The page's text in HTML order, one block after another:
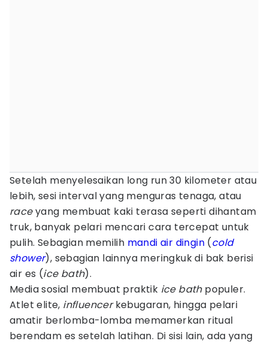
Setelah menyelesaikan long run 30 kilometer atau
lebih, sesi interval yang menguras tenaga, atau
raceyang membuat kaki terasa seperti dihantam
truk, banyak pelari mencari cara tercepat untuk
pulih. Sebagian memilih mandi air dingin (cold
shower), sebagian lainnya meringkuk di bak berisi
air es (ice bath).
Media sosial membuat praktik ice bath populer.
Atlet elite, influencerkebugaran, hingga pelari
amatir berlomba-lomba memamerkan ritual
berendam es setelah latihan. Di sisi lain, ada yang